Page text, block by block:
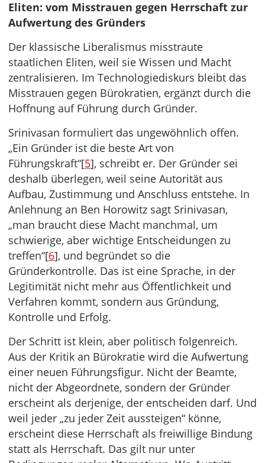
Eliten: vom Misstrauen gegen Herrschaft zur
Aufwertung des Gründers
Der klassische Liberalismus misstraute
staatlichen Eliten, weil sie Wissen und Macht
zentralisieren. Im Technologiediskurs bleibt das
Misstrauen gegen Bürokratien, ergänzt durch die
Hoffnung auf Führung durch Gründer.
Srinivasan formuliert das ungewöhnlich offen.
„Ein Gründer ist die beste Art von
Führungskraft“[5], schreibt er. Der Gründer sei
deshalb überlegen, weil seine Autorität aus
Aufbau, Zustimmung und Anschluss entstehe. In
Anlehnung an Ben Horowitz sagt Srinivasan,
„man braucht diese Macht manchmal, um
schwierige, aber wichtige Entscheidungen zu
treffen“[6], und begründet so die
Gründerkontrolle. Das ist eine Sprache, in der
Legitimität nicht mehr aus Öffentlichkeit und
Verfahren kommt, sondern aus Gründung,
Kontrolle und Erfolg.
Der Schritt ist klein, aber politisch folgenreich.
Aus der Kritik an Bürokratie wird die Aufwertung
einer neuen Führungsfigur. Nicht der Beamte,
nicht der Abgeordnete, sondern der Gründer
erscheint als derjenige, der entscheiden darf. Und
weil jeder „zu jeder Zeit aussteigen“ könne,
erscheint diese Herrschaft als freiwillige Bindung
statt als Herrschaft. Das gilt nur unter